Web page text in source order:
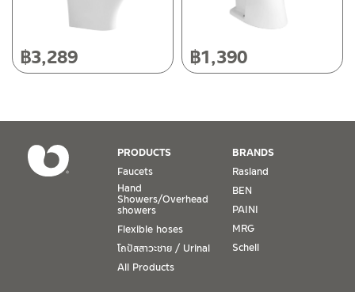
Operating Time
Monday – Friday 8:30-17:30 hrs.
Saturday 8:30-15:00 hrs.
Closed on Sunday and Special / Public Holidays
1. A proof of purchase, or seller’s receipt, shall be required
to validate product warranty which will be checked against
the date of purchase. In the absence of such proof of
purchase, no warranty claims can be made.
2. To be eligible for warranty claims, a product must be in
its proper working condition. If defects such as dents,
cracks, or impact breakage are evident, or its overall
฿3,289 ฿1,390
PRODUCTS
Faucets
Hand
Showers/Overhead
showers
Flexible hoses
โถปัสสาวะชาย / Urinal
All Products
BRANDS
Rasland
BEN
PAINI
MRG
Schell